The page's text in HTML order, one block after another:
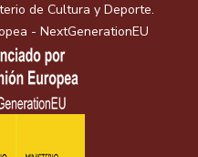
de Cultura y Deporte.
- NextGenerationEU